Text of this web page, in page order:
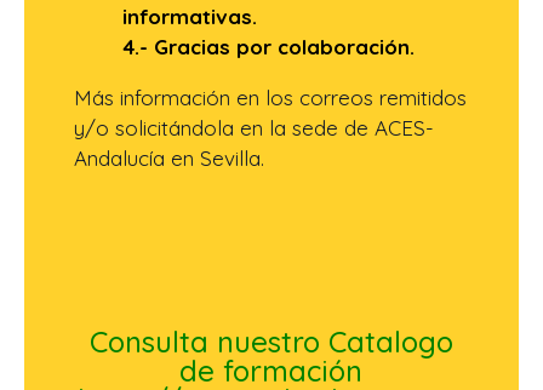
informativas.
4.- Gracias por colaboración.
Más información en los correos remitidos
y/o solicitándola en la sede de ACES-
Andalucía en Sevilla.
Consulta nuestro Catalogo
de formación